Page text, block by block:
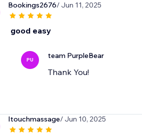
Bookings2676/ Jun 11, 2025
good easy
PU team PurpleBear
Thank You!
Itouchmassage/ Jun 10, 2025